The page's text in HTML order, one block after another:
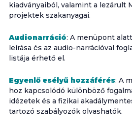
kiadványaiból, valamint a lezárult
projektek szakanyagai.
Audionarráció: A menüpont
leírása és az audio-narrációval
listája érhető el.
Egyenlő esélyű hozzáférés: A
hoz kapcsolódó különböző
idézetek és a fizikai
tartozó szabályozók olvashatók.